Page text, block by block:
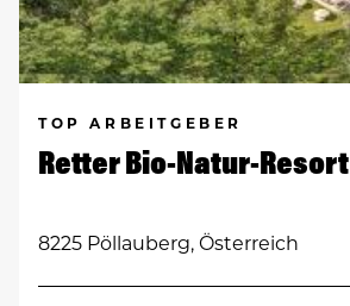
TOP ARBEITGEBER
Retter Bio-Natur-Resort
8225 Pöllauberg, Österreich